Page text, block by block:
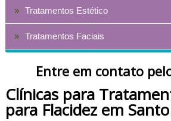
Tratamentos Estético
Tratamentos Faciais
Entre em contato
Clínicas para
para Flacidez em